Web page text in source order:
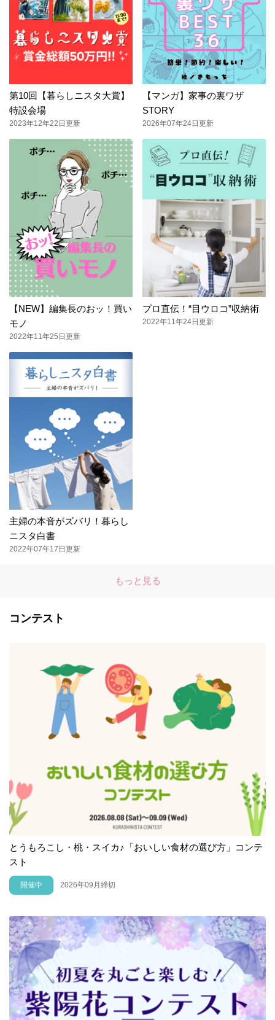
第10回【暮らしニスタ大賞】
特設会場
2023年12年22日更新
【マンガ】家事の裏ワザ
STORY
2026年07年24日更新
【NEW】編集長のおッ！買い
モノ
2022年11年25日更新
プロ直伝！“目ウロコ”収納術
2022年11年24日更新
主婦の本音がズバリ！暮らし
ニスタ白書
2022年07年17日更新
もっと見る
コンテスト
とうもろこし・桃・スイカ♪「おいしい食材の選び方」コンテ
スト
開催中 2026年09月締切